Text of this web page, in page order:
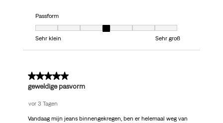
Passform
Passform, 4 von 7, wo 1 gleich Sehr klein ist und 7 gleich Sehr groß ist
Sehr klein
Sehr groß
5 von 5 Sternen.
geweldige pasvorm
vor 3 Tagen
Vandaag mijn jeans binnengekregen, ben er helemaal weg van